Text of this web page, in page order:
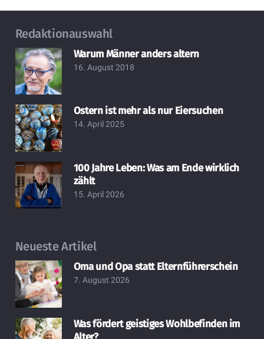
Redaktionauswahl
Warum Männer anders altern
16. August 2018
Ostern ist mehr als nur Eiersuchen
14. April 2025
100 Jahre Leben: Was am Ende wirklich
zählt
15. April 2026
Neueste Artikel
Oma und Opa statt Elternführerschein
7. August 2026
Was fördert geistiges Wohlbefinden im